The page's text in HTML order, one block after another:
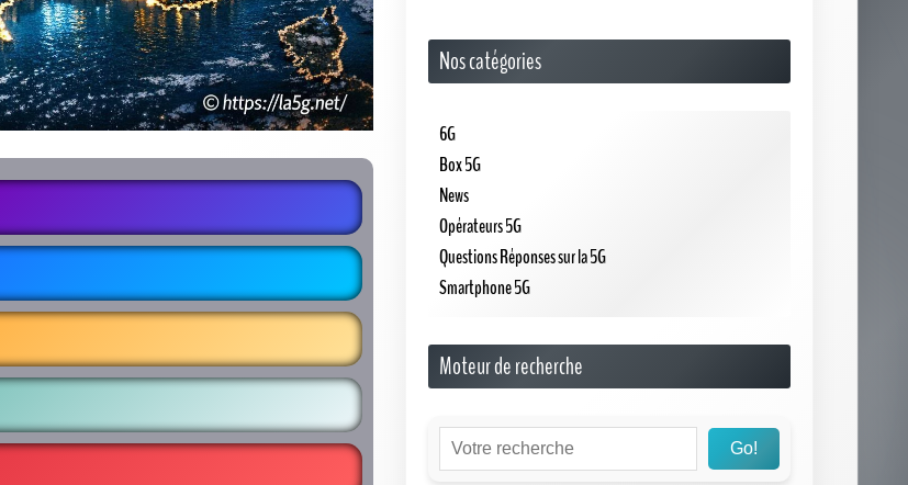
Nos catégories
6G
Box 5G
News
Opérateurs 5G
Questions Réponses sur la 5G
Smartphone 5G
Moteur de recherche
Go!